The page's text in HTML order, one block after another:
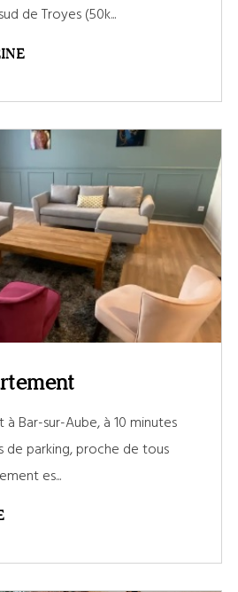
de Troyes (50k...
Bar-sur-Aube, à 10 minutes
de parking, proche de tous
es...